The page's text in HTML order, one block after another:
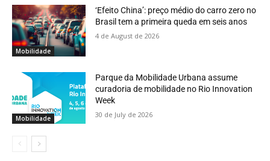
Mobilidade
‘Efeito China’: preço médio do carro zero no
Brasil tem a primeira queda em seis anos
4 de August de 2026
Mobilidade
Parque da Mobilidade Urbana assume
curadoria de mobilidade no Rio Innovation
Week
30 de July de 2026